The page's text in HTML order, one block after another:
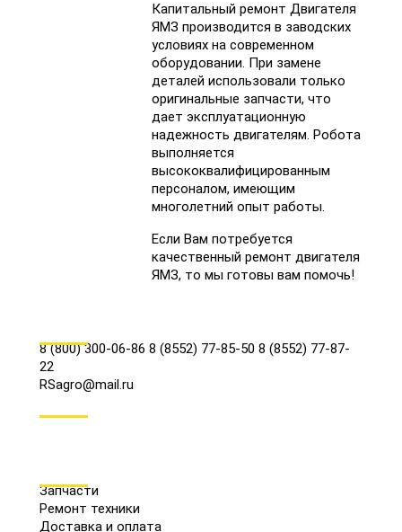
Капитальный ремонт Двигателя
ЯМЗ производится в заводских
условиях на современном
оборудовании. При замене
деталей использовали только
оригинальные запчасти, что
дает эксплуатационную
надежность двигателям. Робота
выполняется
высококвалифицированным
персоналом, имеющим
многолетний опыт работы.
Если Вам потребуется
качественный ремонт двигателя
ЯМЗ, то мы готовы вам помочь!
8 (800) 300-06-86 8 (8552) 77-85-50 8 (8552) 77-87-
22
RSagro@mail.ru
Запчасти
Ремонт техники
Доставка и оплата